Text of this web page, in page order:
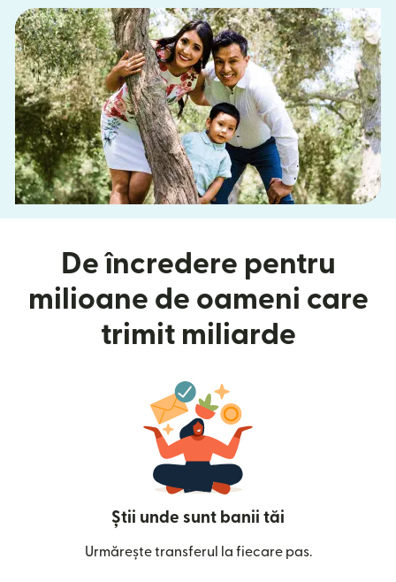
De încredere pentru
milioane de oameni care
trimit miliarde
Știi unde sunt banii tăi
Urmărește transferul la fiecare pas.